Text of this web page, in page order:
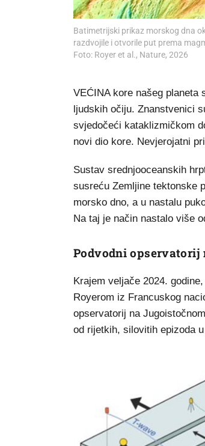
Batimetrijski prikaz morskog dna
razdvojile i otvorile put prema
Foto: Royer et al., Nature, 2026
VEĆINA kore našeg
ljudskih očiju. Znanstvenici
svjedočeći kataklizmičkom
novi dio kore. Nevjerojatni
Sustav srednjooceanskih
susreću Zemljine tektonske
morsko dno, a u nastalu
Na taj je način nastalo više
Podvodni opservatorij
Krajem veljače 2024.
Royerom iz Francuskog
opservatorij na
od rijetkih, silovitih epizoda